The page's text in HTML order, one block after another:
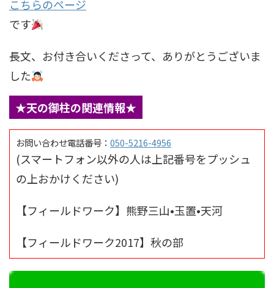
こちらのページ
です
長文、お付き合いくださって、ありがとうございま
した
★天の御柱の関連情報★
お問い合わせ電話番号： 050-5216-4956
(スマートフォン以外の人は上記番号をプッシュ
の上おかけください)
【フィールドワーク】熊野三山•玉置•天河
【フィールドワーク2017】秋の部